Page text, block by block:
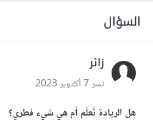
السؤال
زائر
نشر7 أكتوبر 2023
هل الريادة تُعلّم أم هي شيء فطري؟